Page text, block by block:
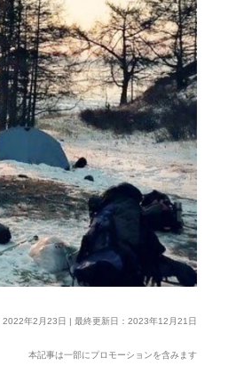
2022年2月23日 | 最終更新日：2023年12月21日
本記事は一部にプロモーションを含みます